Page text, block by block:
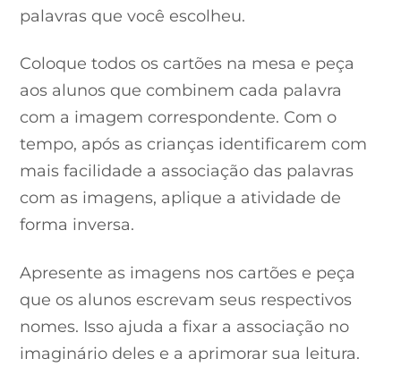
palavras que você escolheu.
Coloque todos os cartões na mesa e peça
aos alunos que combinem cada palavra
com a imagem correspondente. Com o
tempo, após as crianças identificarem com
mais facilidade a associação das palavras
com as imagens, aplique a atividade de
forma inversa.
Apresente as imagens nos cartões e peça
que os alunos escrevam seus respectivos
nomes. Isso ajuda a fixar a associação no
imaginário deles e a aprimorar sua leitura.